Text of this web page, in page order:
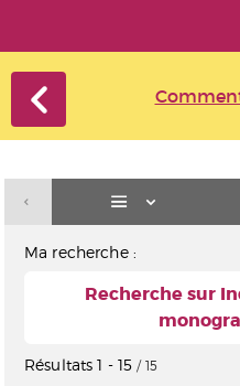
Ma recherche :
Recherche sur
Résultats1 - 15 / 15